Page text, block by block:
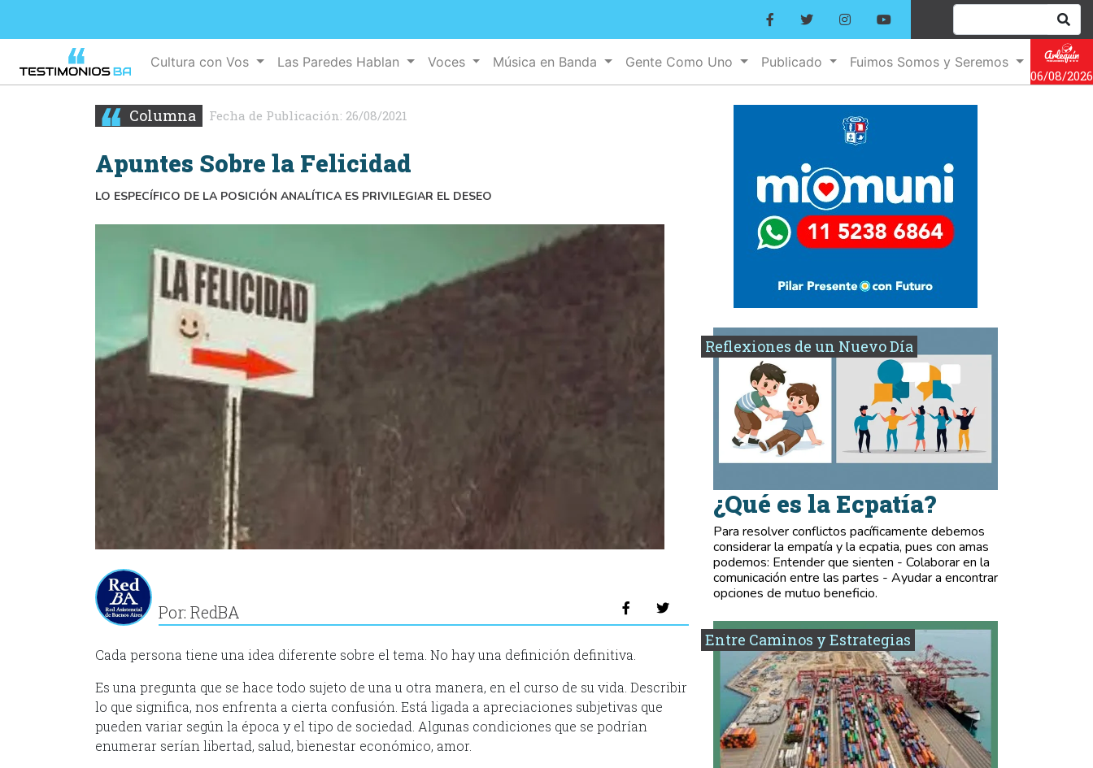
Cultura con Vos Las Paredes Hablan Voces Música en Banda Gente Como Uno Publicado
Fuimos Somos y Seremos
06/08/2026
Columna Fecha de Publicación: 26/08/2021
Apuntes Sobre la Felicidad
LO ESPECÍFICO DE LA POSICIÓN ANALÍTICA ES PRIVILEGIAR EL DESEO
Por: RedBA
Cada persona tiene una idea diferente sobre el tema. No hay una definición definitiva.
Es una pregunta que se hace todo sujeto de una u otra manera, en el curso de su vida. Describir
lo que significa, nos enfrenta a cierta confusión. Está ligada a apreciaciones subjetivas que
pueden variar según la época y el tipo de sociedad. Algunas condiciones que se podrían
enumerar serían libertad, salud, bienestar económico, amor.
Reflexiones de un Nuevo Día
¿Qué es la Ecpatía?
Para resolver conflictos pacíficamente debemos
considerar la empatía y la ecpatia, pues con amas
podemos: Entender que sienten - Colaborar en la
comunicación entre las partes - Ayudar a encontrar
opciones de mutuo beneficio.
Entre Caminos y Estrategias